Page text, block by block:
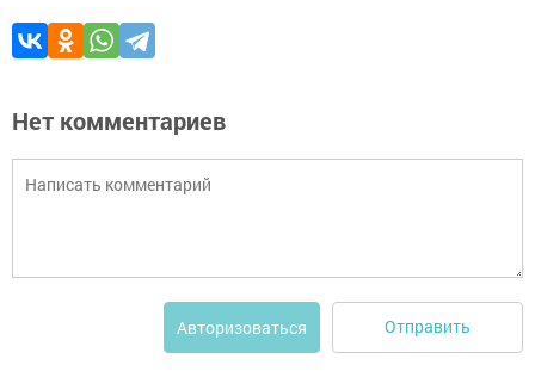
Нет комментариев
Авторизоваться Отправить